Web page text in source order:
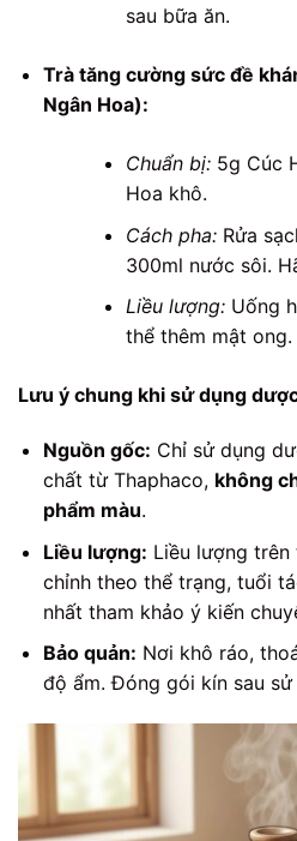
sau bữa ăn.
Trà tăng cường sức đề
Ngân Hoa):
Chuẩn bị:5g Cúc
Hoa khô.
Cách pha:Rửa
300ml nước sôi.
Liều lượng:Uống
thể thêm mật ong.
Lưu ý chung khi sử dụng
Nguồn gốc: Chỉ sử dụng
chất từ Thaphaco, không
phẩm màu.
Liều lượng: Liều lượng trên
chỉnh theo thể trạng, tuổi
nhất tham khảo ý kiến
Bảo quản: Nơi khô ráo,
độ ẩm. Đóng gói kín sau sử